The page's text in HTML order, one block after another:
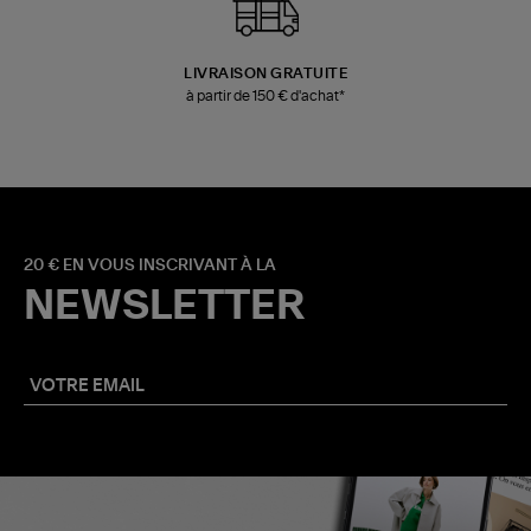
LIVRAISON GRATUITE
à partir de 150 € d'achat*
20 € EN VOUS INSCRIVANT À LA
NEWSLETTER